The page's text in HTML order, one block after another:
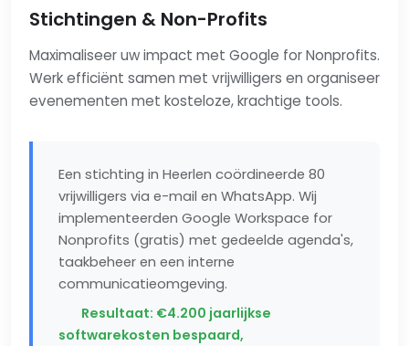
Stichtingen & Non-Profits
Maximaliseer uw impact met Google for Nonprofits.
Werk efficiënt samen met vrijwilligers en organiseer
evenementen met kosteloze, krachtige tools.
Een stichting in Heerlen coördineerde 80
vrijwilligers via e-mail en WhatsApp. Wij
implementeerden Google Workspace for
Nonprofits (gratis) met gedeelde agenda's,
taakbeheer en een interne
communicatieomgeving.
Resultaat: €4.200 jaarlijkse
softwarekosten bespaard,